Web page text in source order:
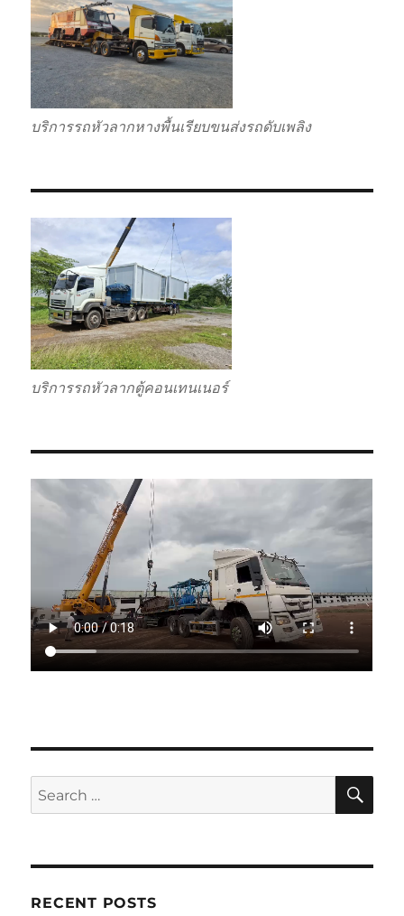
บริการรถหัวลากหางพื้นเรียบขนส่งรถดับเพลิง
บริการรถหัวลากตู้คอนเทนเนอร์
Search
for:
RECENT POSTS